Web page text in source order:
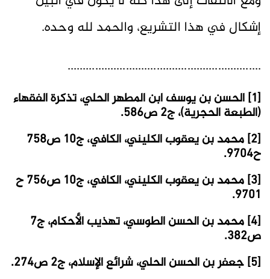
إشكال في هذا التشريع، والحمد لله وحده.
...............................................................
[1] الحسن بن يوسف ابن المطهر الحلي، تذكرة الفقهاء
(الطبعة الحجرية)، ج2 ص586.
[2] محمد بن يعقوب الكليني، الكافي، ج10 ص758
ح9704.
[3] محمد بن يعقوب الكليني، الكافي، ج10 ص756 ح
9701.
[4] محمد بن الحسن الطوسي، تهذيب الأحكام، ج7
ص382.
[5] جعفر بن الحسن الحلي، شرائع الإسلام، ج2 ص274.